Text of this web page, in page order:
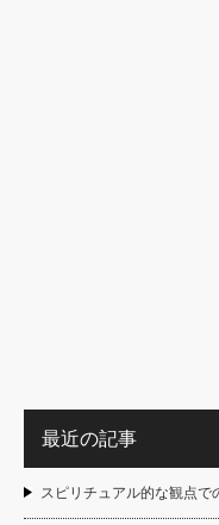
最近の記事
スピリチュアル的な観点